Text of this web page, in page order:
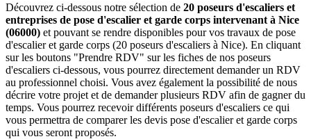
Découvrez ci-dessous notre sélection de 20 poseurs d'escaliers et
entreprises de pose d'escalier et garde corps intervenant à Nice
(06000) et pouvant se rendre disponibles pour vos travaux de pose
d'escalier et garde corps (20 poseurs d'escaliers à Nice). En cliquant
sur les boutons "Prendre RDV" sur les fiches de nos poseurs
d'escaliers ci-dessous, vous pourrez directement demander un RDV
au professionnel choisi. Vous avez également la possibilité de nous
décrire votre projet et de demander plusieurs RDV afin de gagner du
temps. Vous pourrez recevoir différents poseurs d'escaliers ce qui
vous permettra de comparer les devis pose d'escalier et garde corps
qui vous seront proposés.